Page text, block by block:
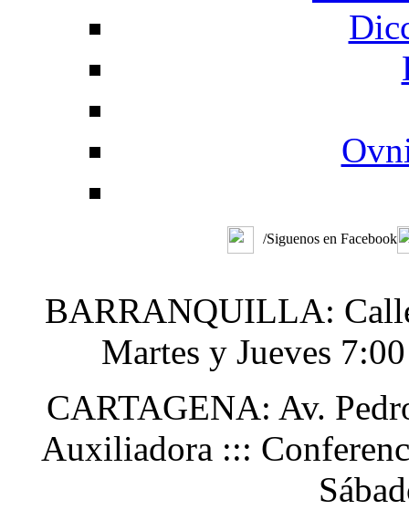
/Siguenos en Facebook
BARRANQUILLA:
Martes y Jueves
CARTAGENA: Av.
Auxiliadora :::